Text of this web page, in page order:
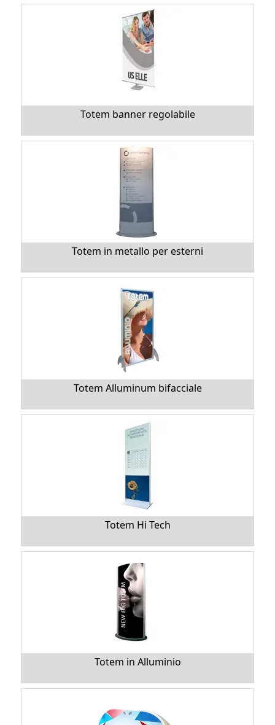
Totem banner regolabile
Totem in metallo per esterni
Totem Alluminum bifacciale
Totem Hi Tech
Totem in Alluminio